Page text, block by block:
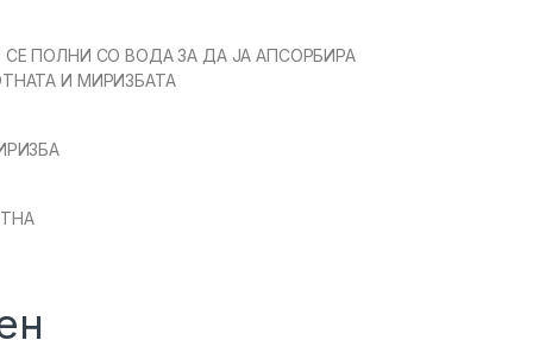
ПОЛНИ СО ВОДА ЗА ДА ЈА АПСОРБИРА
И МИРИЗБАТА